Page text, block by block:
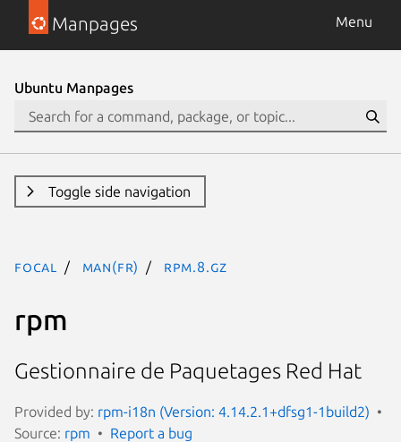
Manpages Menu
Ubuntu Manpages
Toggle side navigation
focal man(fr) rpm.8.gz
rpm
Gestionnaire de Paquetages Red Hat
Provided by: rpm-i18n (Version: 4.14.2.1+dfsg1-1build2)
Source: rpm Report a bug